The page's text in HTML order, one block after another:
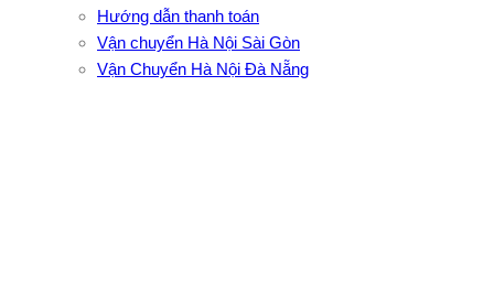
Hướng dẫn thanh toán
Vận chuyển Hà Nội Sài Gòn
Vận Chuyển Hà Nội Đà Nẵng